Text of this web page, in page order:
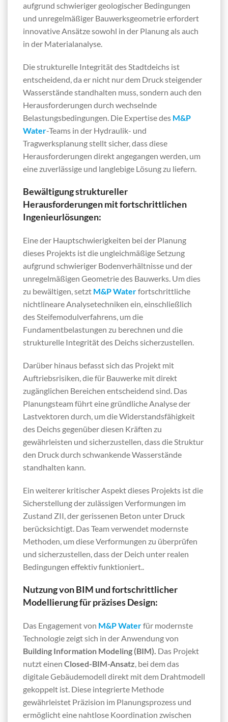
aufgrund schwieriger geologischer Bedingungen
und unregelmäßiger Bauwerksgeometrie erfordert
innovative Ansätze sowohl in der Planung als auch
in der Materialanalyse.
Die strukturelle Integrität des Stadtdeichs ist
entscheidend, da er nicht nur dem Druck steigender
Wasserstände standhalten muss, sondern auch den
Herausforderungen durch wechselnde
Belastungsbedingungen. Die Expertise des M&P
Water-Teams in der Hydraulik- und
Tragwerksplanung stellt sicher, dass diese
Herausforderungen direkt angegangen werden, um
eine zuverlässige und langlebige Lösung zu liefern.
Bewältigung struktureller
Herausforderungen mit fortschrittlichen
Ingenieurlösungen:
Eine der Hauptschwierigkeiten bei der Planung
dieses Projekts ist die ungleichmäßige Setzung
aufgrund schwieriger Bodenverhältnisse und der
unregelmäßigen Geometrie des Bauwerks. Um dies
zu bewältigen, setzt M&P Waterfortschrittliche
nichtlineare Analysetechniken ein, einschließlich
des Steifemodulverfahrens, um die
Fundamentbelastungen zu berechnen und die
strukturelle Integrität des Deichs sicherzustellen.
Darüber hinaus befasst sich das Projekt mit
Auftriebsrisiken, die für Bauwerke mit direkt
zugänglichen Bereichen entscheidend sind. Das
Planungsteam führt eine gründliche Analyse der
Lastvektoren durch, um die Widerstandsfähigkeit
des Deichs gegenüber diesen Kräften zu
gewährleisten und sicherzustellen, dass die Struktur
den Druck durch schwankende Wasserstände
standhalten kann.
Ein weiterer kritischer Aspekt dieses Projekts ist die
Sicherstellung der zulässigen Verformungen im
Zustand ZII, der gerissenen Beton unter Druck
berücksichtigt. Das Team verwendet modernste
Methoden, um diese Verformungen zu überprüfen
und sicherzustellen, dass der Deich unter realen
Bedingungen effektiv funktioniert..
Nutzung von BIM und fortschrittlicher
Modellierung für präzises Design:
Das Engagement von M&P Waterfür modernste
Technologie zeigt sich in der Anwendung von
Building Information Modeling (BIM). Das Projekt
nutzt einen Closed-BIM-Ansatz, bei dem das
digitale Gebäudemodell direkt mit dem Drahtmodell
gekoppelt ist. Diese integrierte Methode
gewährleistet Präzision im Planungsprozess und
ermöglicht eine nahtlose Koordination zwischen